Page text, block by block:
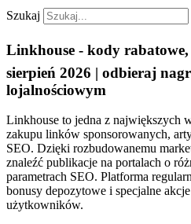
Szukaj
Linkhouse - kody
sierpień 2026 | odbieraj
lojalnościowym
Linkhouse to jedna z największych
zakupu linków sponsorowanych,
SEO. Dzięki rozbudowanemu
znaleźć publikacje na portalach o
parametrach SEO. Platforma
bonusy depozytowe i specjalne
użytkowników.